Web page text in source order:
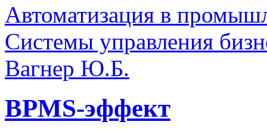
Автоматизация в
Системы управления
Вагнер Ю.Б.
BPMS-эффект